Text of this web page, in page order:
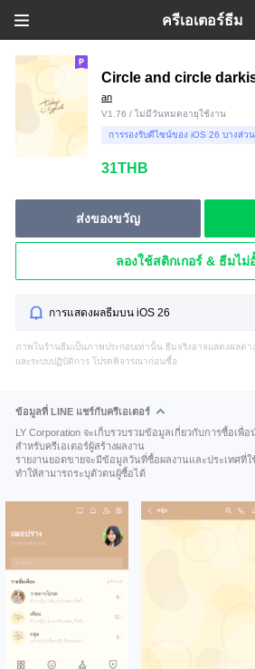
ครีเอเตอร์ธีม
Circle and circle
an
V1.76 / ไม่มีวันหมดอายุใช้งาน
การรองรับดีไซน์ของ iOS 26 บางส่วน
31THB
ส่งของขวัญ
ลองใช้สติกเกอร์ & ธีมไ
การแสดงผลธีมบน iOS 26
ภาพในร้านธีมเป็นภาพประกอบเท่านั้น ธีมจริงอาจแสดงผลต่า
และระบบปฏิบัติการ โปรดพิจารณาก่อนซื้อ
ข้อมูลที่ LINE แชร์กับครีเอเตอร์
LY Corporation จะเก็บรวบรวมข้อมูลเกี่ยวกับการซื้อเพื่
สำหรับครีเอเตอร์ผู้สร้างผลงาน
รายงานยอดขายจะมีข้อมูลวันที่ซื้อผลงานและประเทศที่
ทำให้สามารถระบุตัวตนผู้ซื้อได้